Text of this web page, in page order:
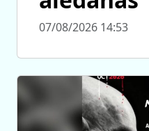
07/08/2026 14:53